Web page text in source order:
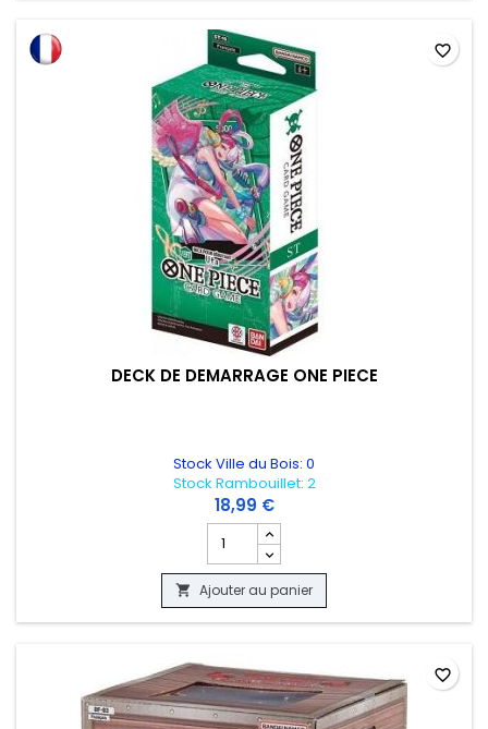
DECK DE DEMARRAGE ONE PIECE
Stock Ville du Bois: 0
Stock Rambouillet: 2
(PLUSIEURS MODELE AU CHOIX)
18,99 €
Champ quantité du produit DECK DE
 Ajouter au panier
favorite_border
favorite_border